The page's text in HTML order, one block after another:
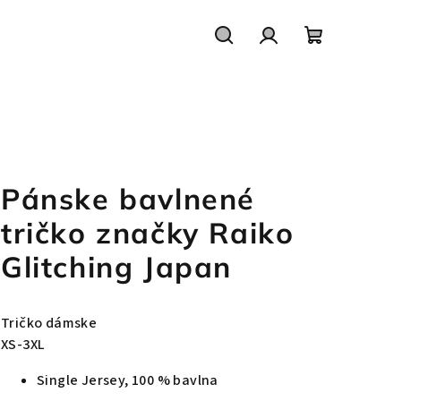
Pánske bavlnené
tričko značky Raiko
Glitching Japan
Tričko dámske
XS-3XL
Single Jersey, 100 % bavlna